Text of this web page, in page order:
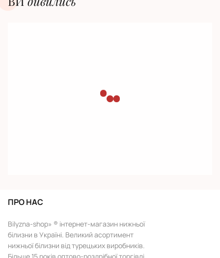
ПРО НАС
Bilyzna-shop» ® інтернет-магазин нижньої
білизни в Україні. Великий асортимент
нижньої білизни від турецьких виробників.